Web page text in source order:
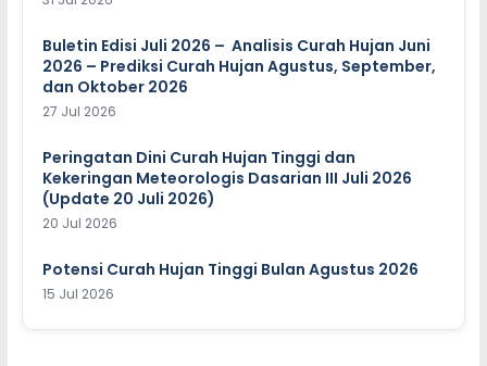
Buletin Edisi Juli 2026 – Analisis Curah Hujan Juni
2026 – Prediksi Curah Hujan Agustus, September,
dan Oktober 2026
27 Jul 2026
Peringatan Dini Curah Hujan Tinggi dan
Kekeringan Meteorologis Dasarian III Juli 2026
(Update 20 Juli 2026)
20 Jul 2026
Potensi Curah Hujan Tinggi Bulan Agustus 2026
15 Jul 2026